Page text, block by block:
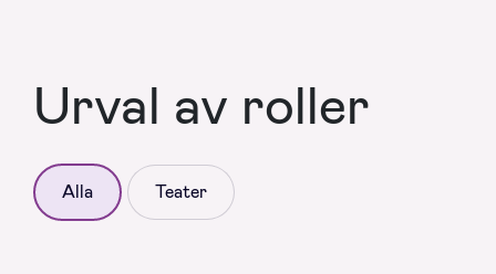
Urval av roller
Alla Teater